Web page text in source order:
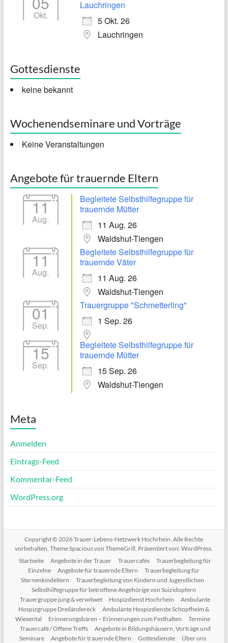
Okt.
Lauchringen
5 Okt. 26
Lauchringen
Gottesdienste
keine bekannt
Wochenendseminare und Vorträge
Keine Veranstaltungen
Angebote für trauernde Eltern
11
Aug.
Begleitete Selbsthilfegruppe für
trauernde Mütter
11 Aug. 26
Waldshut-Tiengen
11
Aug.
Begleitete Selbsthilfegruppe für
trauernde Väter
11 Aug. 26
Waldshut-Tiengen
01
Sep.
Trauergruppe "Schmetterling"
1 Sep. 26
15
Sep.
Begleitete Selbsthilfegruppe für
trauernde Mütter
15 Sep. 26
Waldshut-Tiengen
Meta
Anmelden
Eintrags-Feed
Kommentar-Feed
WordPress.org
Copyright © 2026Trauer-Lebens-Netzwerk Hochrhein. Alle Rechte
vorbehalten. ThemeSpaciousvon ThemeGrill. Präsentiert von:WordPress.
Startseite
Angebote in der Trauer Trauercafés
Trauerbegleitung für
Einzelne
Angebote für trauernde Eltern
Trauerbegleitung für
Sternenkindeltern
Trauerbegleitung von Kindern und Jugendlichen
Selbsthilfegruppe für betroffene Angehörige von Suizidopfern
Trauergruppe jung & verwitwet
Hospizdienst Hochrhein
Ambulante
Hospizgruppe Dreiländereck
Ambulante Hospizdienste Schopfheim &
Wiesental
Erinnerungsbären – Erinnerungen zum Festhalten
Termine
Trauercafé / Offene Treffs
Angebote in Bildungshäusern, Vorträge und
Seminare
Angebote für trauernde Eltern Gottesdienste Über uns